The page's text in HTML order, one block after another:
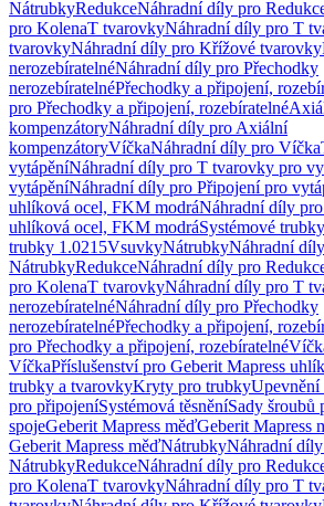
NátrubkyRedukceNáhradní díly pro
pro KolenaT tvarovkyNáhradní díly pro T
tvarovkyNáhradní díly pro Křížové tvarovky
nerozebíratelnéNáhradní díly pro Přechodky
nerozebíratelnéPřechodky a připojení,
pro Přechodky a připojení, rozebíratelné
kompenzátoryNáhradní díly pro Axiální
kompenzátoryVíčkaNáhradní díly pro Víčka
vytápěníNáhradní díly pro T tvarovky pro
vytápěníNáhradní díly pro Připojení pro
uhlíková ocel, FKM modráNáhradní díly
uhlíková ocel, FKM modráSystémové
trubky 1.0215VsuvkyNátrubkyNáhradní
NátrubkyRedukceNáhradní díly pro
pro KolenaT tvarovkyNáhradní díly pro T
nerozebíratelnéNáhradní díly pro Přechodky
nerozebíratelnéPřechodky a připojení,
pro Přechodky a připojení, rozebíratelné
VíčkaPříslušenství pro Geberit Mapress
trubky a tvarovkyKryty pro trubky
pro připojeníSystémová těsněníSady šroubů
spojeGeberit Mapress měďGeberit Mapress
Geberit Mapress měďNátrubkyNáhradní
NátrubkyRedukceNáhradní díly pro
pro KolenaT tvarovkyNáhradní díly pro T